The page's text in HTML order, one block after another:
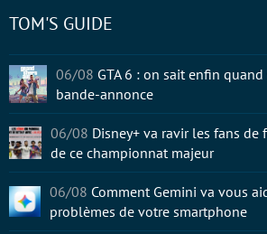
TOM'S GUIDE
06/08 GTA 6 : on sait enfin
bande-annonce
06/08 Disney+ va ravir les fans
de ce championnat majeur
06/08 Comment Gemini va vous
problèmes de votre smartphone